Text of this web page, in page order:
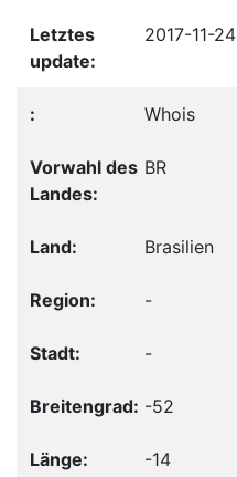
2017-11-24
Whois
BR
Brasilien
-
-
-52
-14